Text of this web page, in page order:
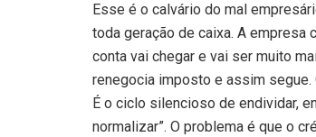
Esse é o calvário do mal
toda geração de caixa. A empresa
conta vai chegar e vai ser muito
renegocia imposto e assim
É o ciclo silencioso de endividar,
normalizar”. O problema é que o